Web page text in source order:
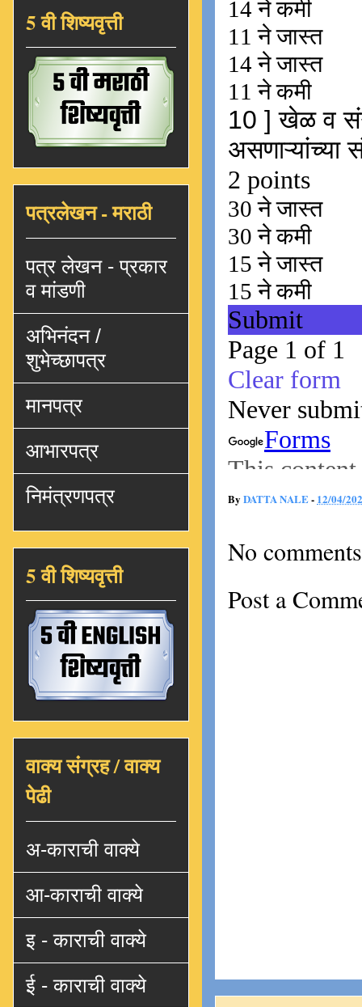
By DATTA NALE- 12/04/
No
Post a
5 वी शिष्यवृत्ती
पत्रलेखन - मराठी
पत्र लेखन - प्रकार
व मांडणी
अभिनंदन /
शुभेच्छापत्र
मानपत्र
आभारपत्र
निमंत्रणपत्र
5 वी शिष्यवृत्ती
वाक्य संग्रह / वाक्य
पेढी
अ-काराची वाक्ये
आ-काराची वाक्ये
इ - काराची वाक्ये
ई - काराची वाक्ये